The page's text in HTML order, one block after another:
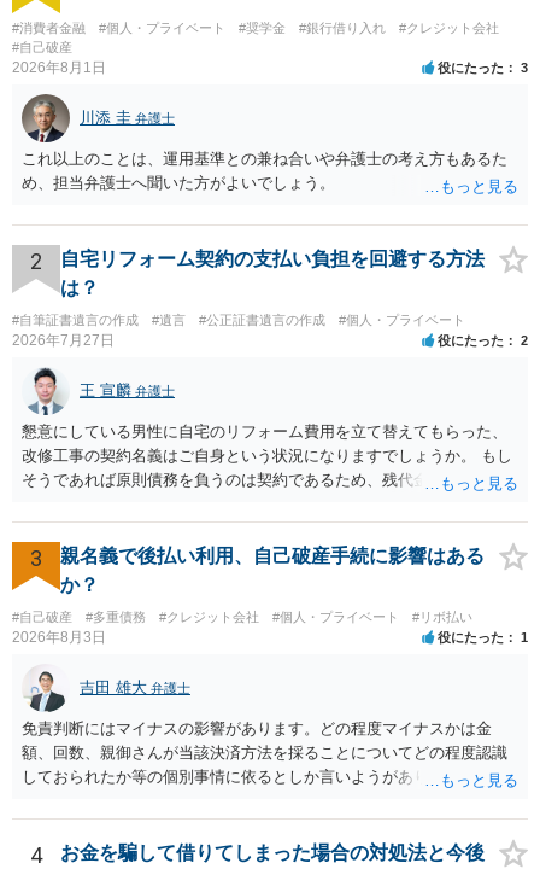
#消費者金融 #個人・プライベート #奨学金 #銀行借り入れ
#クレジット会社
#自己破産
2026年8月1日 役にたった 3
川添 圭 弁護士
これ以上のことは、運用基準との兼ね合いや弁護士の考え方もあるた
め、担当弁護士へ聞いた方がよいでしょう。
2
自宅リフォーム契約の支払い負担を回避する方法
は？
#自筆証書遺言の作成 #遺言 #公正証書遺言の作成 #個人・プライベート
2026年7月27日 役にたった 2
王 宣麟 弁護士
懇意にしている男性に自宅のリフォーム費用を立て替えてもらった、
改修工事の契約名義はご自身という状況になりますでしょうか。 もし
そうであれば原則債務を負うのは契約であるため、残代金を捻出して
ます。 入籍した場合でも、原則契約者が単独で全ての債務を負うこと
には変わりがありません。 なかなか対応に難しい案件であり、公開の
場でアドバイスを行うのも限界があるように思われますので、資料等
を持参のうえ個別に弁護士に相談されることをお勧めします。
3
親名義で後払い利用、自己破産手続に影響はある
か？
#自己破産 #多重債務 #クレジット会社 #個人・プライベート #リボ払い
2026年8月3日 役にたった 1
吉田 雄大 弁護士
免責判断にはマイナスの影響があります。どの程度マイナスかは金
額、回数、親御さんが当該決済方法を採ることについてどの程度認識
しておられたか等の個別事情に依るとしか言いようがありません。 と
なって相談し、善後策を考えることをお勧めします。
4
お金を騙して借りてしまった場合の対処法と今後